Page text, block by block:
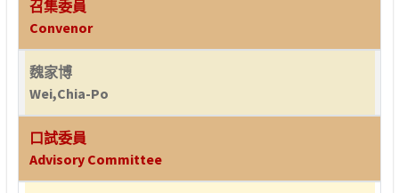
召集委員
Convenor
魏家博
Wei,Chia-Po
口試委員
Advisory Committee